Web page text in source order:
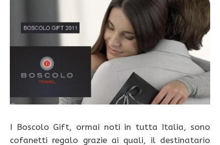
I Boscolo Gift, ormai noti in tutta Italia, sono
cofanetti regalo grazie ai quali, il destinatario